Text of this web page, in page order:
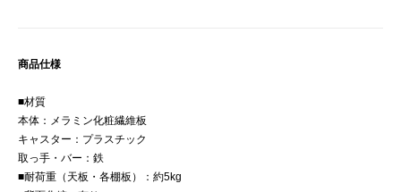
商品仕様
■材質
本体：メラミン化粧繊維板
キャスター：プラスチック
取っ手・バー：鉄
■耐荷重（天板・各棚板）：約5kg